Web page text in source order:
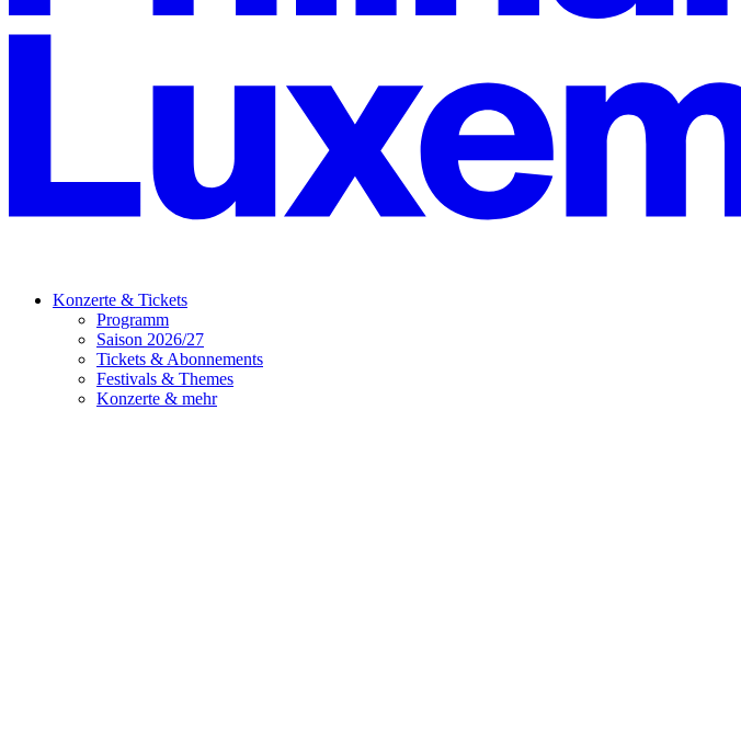
Konzerte & Tickets
Programm
Saison 2026/27
Tickets & Abonnements
Festivals & Themes
Konzerte & mehr